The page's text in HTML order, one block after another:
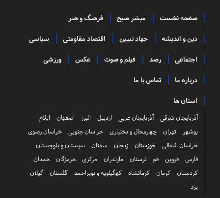
صفحه نخست مبشر صبح فرهنگ و هنر
دین و اندیشه جهاد تبیین اقتصاد مقاومتی سیاسی
اجتماعی رصد فیلم و صوت عکس ورزشی
درباره ما تماس با ما
استان ها
آذربایجان شرقی آذربایجان غربی اردبیل البرز اصفهان
ایلام
بوشهر
تهران چهارمحال و بختیاری خراسان جنوبی
خراسان رضوی
خراسان شمالی
خوزستان زنجان سمنان
سیستان و بلوچستان
فارس
قزوین قم لرستان مازندران مرکزی هرمزگان
همدان
کردستان
کرمان کرمانشاه کهگیلویه و بویراحمد گلستان
گیلان
یزد